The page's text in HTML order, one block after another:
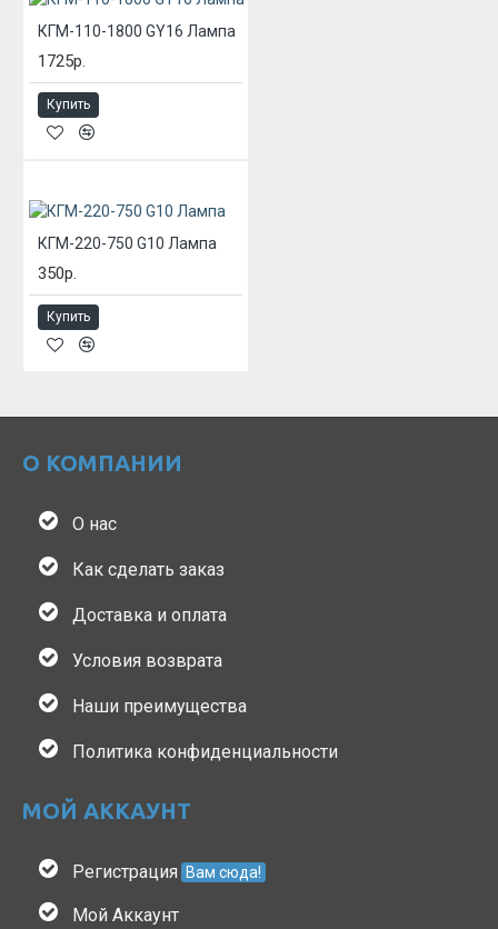
КГМ-110-1800 GY16 Лампа
1725р.
Купить
КГМ-220-750 G10 Лампа
350р.
Купить
О КОМПАНИИ
О нас
Как сделать заказ
Доставка и оплата
Условия возврата
Наши преимущества
Политика конфиденциальности
МОЙ АККАУНТ
Регистрация Вам сюда!
Мой Аккаунт